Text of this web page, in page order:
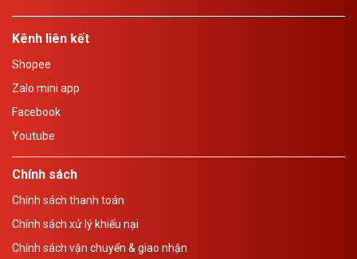
Kênh liên kết
Shopee
Zalo mini app
Facebook
Youtube
Chính sách
Chính sách thanh toán
Chính sách xử lý khiếu nại
Chính sách vận chuyển & giao nhận